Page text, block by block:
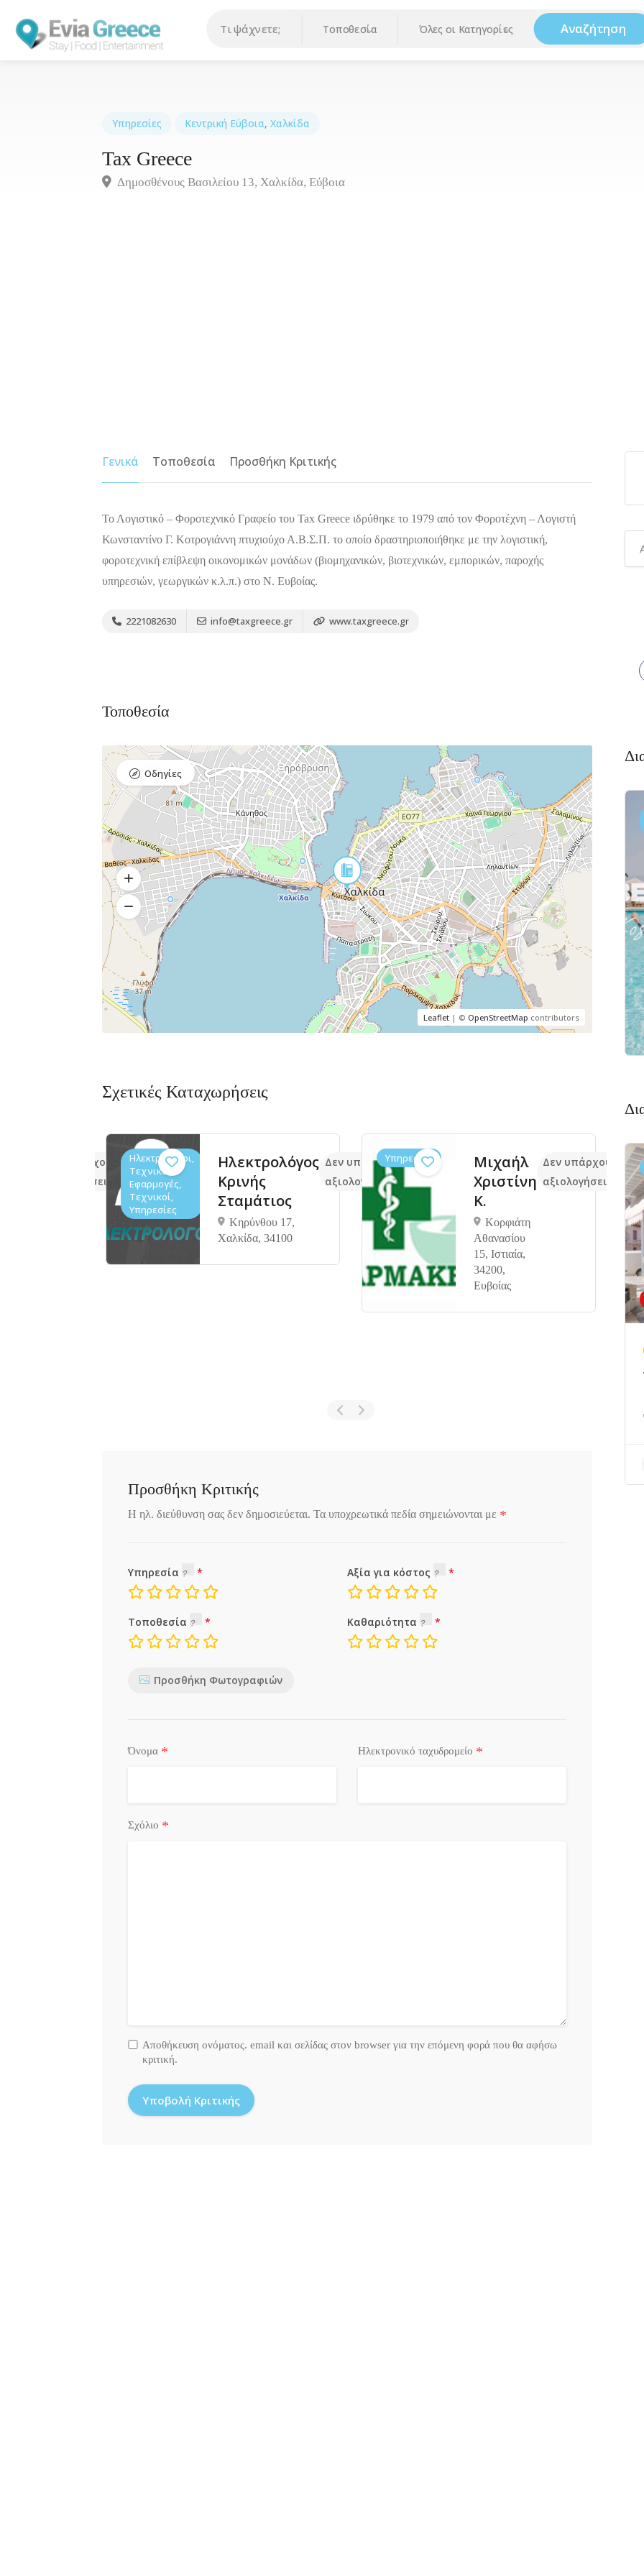
Τοποθεσία Όλες οι Κατηγορίες Αναζήτηση
Υπηρεσίες Κεντρική Εύβοια, Χαλκίδα
Tax Greece
Δημοσθένους Βασιλείου 13, Χαλκίδα, Εύβοια
Γενικά Τοποθεσία Προσθήκη Κριτικής
Το Λογιστικό – Φοροτεχνικό Γραφείο του Tax Greece ιδρύθηκε το 1979 από τον Φοροτέχνη – Λογιστή
Κωνσταντίνο Γ. Κοτρογιάννη πτυχιούχο Α.Β.Σ.Π. το οποίο δραστηριοποιήθηκε με την λογιστική,
φοροτεχνική επίβλεψη οικονομικών μονάδων (βιομηχανικών, βιοτεχνικών, εμπορικών, παροχής
υπηρεσιών, γεωργικών κ.λ.π.) στο Ν. Ευβοίας.
2221082630 info@taxgreece.gr www.taxgreece.gr
Τοποθεσία
Leaflet| © OpenStreetMap contributors
Οδηγίες
Σχετικές Καταχωρήσεις
Δεν υπάρχουν ακόμα
αξιολογήσεις
Ηλεκτρολόγοι,
Τεχνικές
Εφαρμογές,
Τεχνικοί,
Υπηρεσίες
Ηλεκτρολόγος
Κρινής
Σταμάτιος
Κηρύνθου 17,
Χαλκίδα, 34100
Δεν υπάρχουν ακόμα
αξιολογήσεις
Υπηρεσίες
Μιχαήλ
Χριστίνη
Κ.
Κορφιάτη
Αθανασίου
15, Ιστιαία,
34200,
Ευβοίας
Δεν υπάρχουν
αξιολογήσεις
Προσθήκη Κριτικής
Η ηλ. διεύθυνση σας δεν δημοσιεύεται. Τα υποχρεωτικά πεδία σημειώνονται με *
Υπηρεσία Αξία για κόστος
Τοποθεσία Καθαριότητα
Προσθήκη Φωτογραφιών
Όνομα * Ηλεκτρονικό ταχυδρομείο *
Σχόλιο *
Αποθήκευση ονόματος. email και σελίδας στον browser για την επόμενη φορά που θα αφήσω
κριτική.
Bar, Club,
Διασκέδαση,
Εστιατόρια
Premium Πακέτο
Raval Χαλκιδα
Καραολή και
Δημητρίου 1, Xαλκίδα
Διαμονή,
Ξενοδοχεία
Premium
Πακέτο
Kaminos
Resort
Λίμνη,
Βόρεια
Εύβοια 340 05